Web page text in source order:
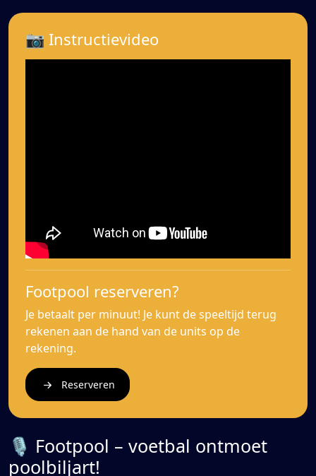
🎙️ Footpool – voetbal ontmoet
poolbiljart!
📷 Instructievideo
Footpool reserveren?
Je betaalt per minuut! Je kunt de speeltijd terug
rekenen aan de hand van de units op de
rekening.
Reserveren